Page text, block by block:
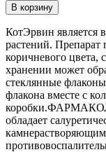
В корзину
КотЭрвин является
растений. Препарат
коричневого цвета,
хранении может
стеклянные
флакона вместе с
обладает